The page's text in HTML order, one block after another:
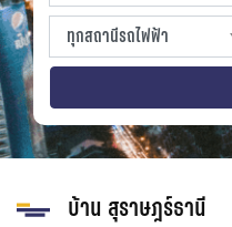
sproperty
ทุกสถานีรถไฟฟ้า
ทุกสถานีรถไฟฟ้า
strain-station
ทุกช่วงราคา
บ้าน สุราษฎร์ธานี